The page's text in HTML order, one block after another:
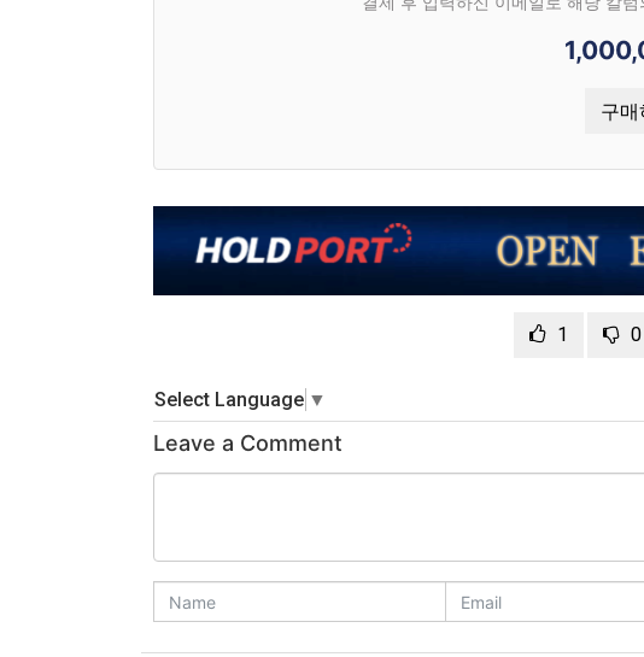
구매
1 0
Select Language ▼
Leave a Comment